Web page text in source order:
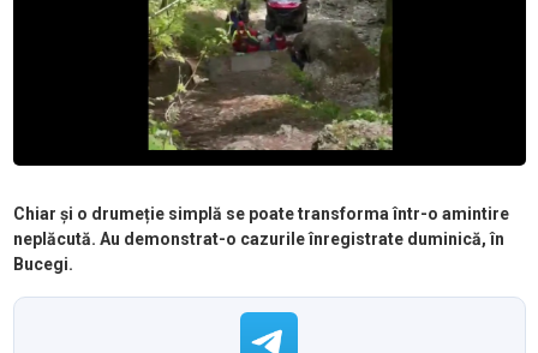
Chiar și o drumeție simplă se poate transforma într-o amintire
neplăcută. Au demonstrat-o cazurile înregistrate duminică, în
Bucegi.